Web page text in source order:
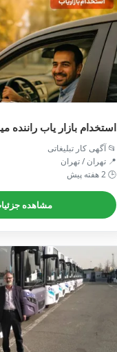
استخدام بازار یاب راننده
📂 آگهی کار تبلیغاتی
📍 تهران / تهران
🕒 2 هفته پیش
مشاهده